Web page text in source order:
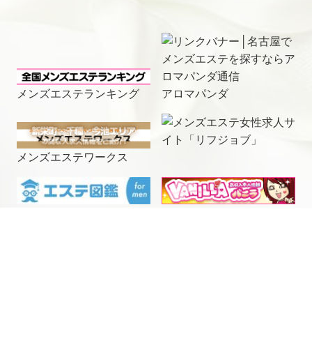
メンズエステランキング アロマパンダ
メンズエステワークス